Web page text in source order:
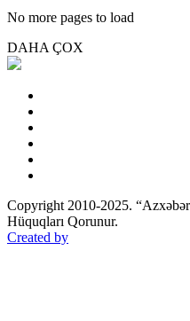
No more pages to load
DAHA ÇOX
Copyright 2010-2025.
Hüquqları Qorunur.
Created by